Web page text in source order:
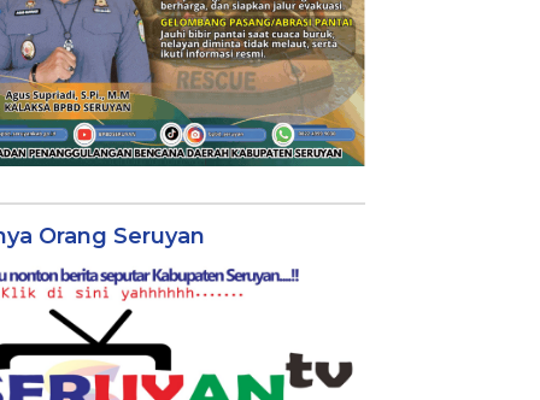
Orang Seruyan